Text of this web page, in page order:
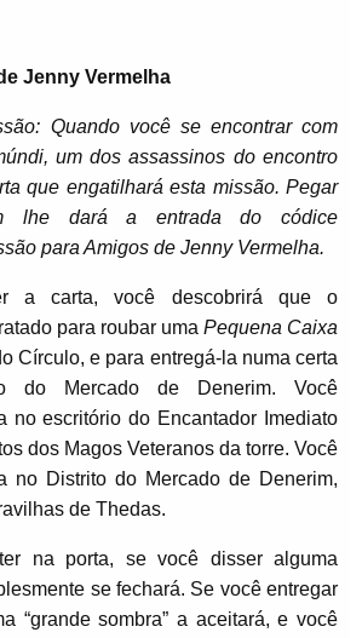
Jenny Vermelha
Quando você se encontrar com
um dos assassinos do encontro
que engatilhará esta missão. Pegar
lhe dará a entrada do códice
para Amigos de Jenny Vermelha.
a carta, você descobrirá que o
para roubar uma Pequena Caixa
Círculo, e para entregá-la numa certa
do Mercado de Denerim. Você
no escritório do Encantador Imediato
dos Magos Veteranos da torre. Você
no Distrito do Mercado de Denerim,
de Thedas.
na porta, se você disser alguma
se fechará. Se você entregar
“grande sombra” a aceitará, e você